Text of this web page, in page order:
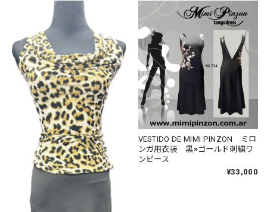
VESTIDO DE MIMI PINZON ミロ
ンガ用衣装 黒×ゴールド刺繍ワ
ンピース
¥33,000